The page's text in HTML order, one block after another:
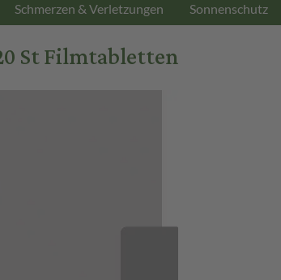
Schmerzen & Verletzungen Sonnenschutz
St Filmtabletten